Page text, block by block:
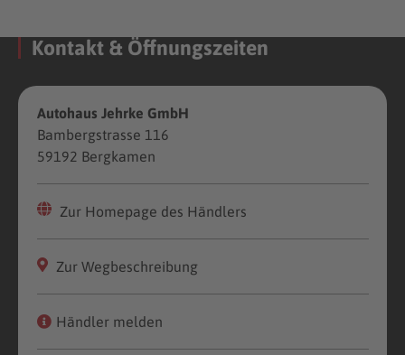
Kontakt & Öffnungszeiten
Autohaus Jehrke GmbH
Bambergstrasse 116
59192 Bergkamen
Zur Homepage des Händlers
Zur Wegbeschreibung
Händler melden